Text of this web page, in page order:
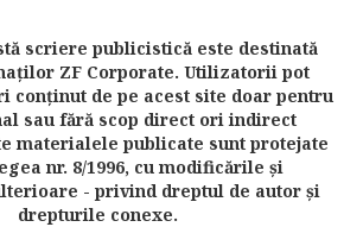
scriere publicistică este destinată
ZF Corporate. Utilizatorii pot
conţinut de pe acest site doar pentru
sau fără scop direct ori indirect
materialele publicate sunt protejate
nr. 8/1996, cu modificările şi
- privind dreptul de autor şi
drepturile conexe.